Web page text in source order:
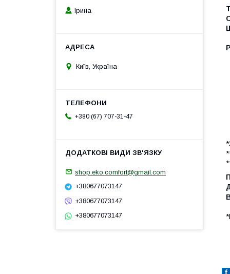
Ірина
Київ, Україна
+380 (67) 707-31-47
shop.eko.comfort@gmail.com
+380677073147
+380677073147
+380677073147